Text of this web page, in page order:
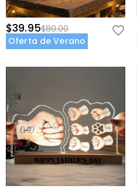
$39.95$80.00
Oferta de Verano